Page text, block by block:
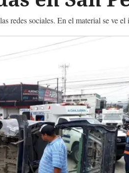
redes sociales. En el material se ve